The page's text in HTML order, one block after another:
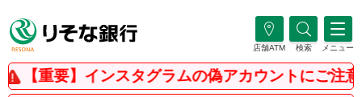
店舗ATM 検索 メニュー
【重要】インスタグラムの偽アカウントにご注意